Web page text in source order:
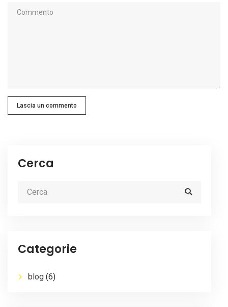
Lascia un commento
Cerca
Categorie
blog (6)